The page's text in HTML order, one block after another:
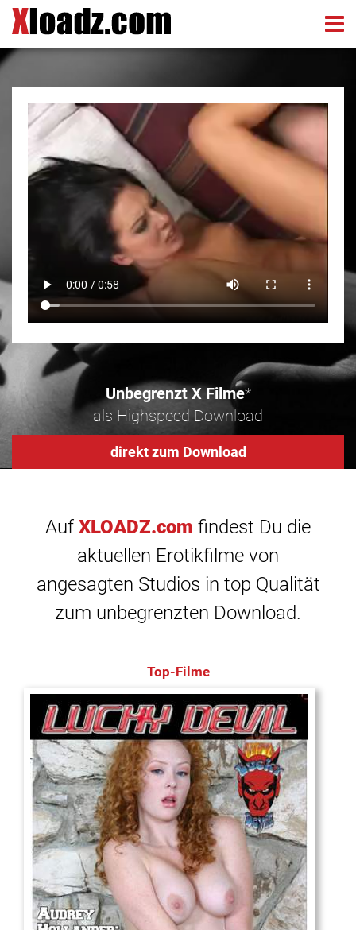
Unbegrenzt X Filme*
als Highspeed Download
direkt zum Download
Auf XLOADZ.com findest Du die
aktuellen Erotikfilme von
angesagten Studios in top Qualität
zum unbegrenzten Download.
Top-Filme